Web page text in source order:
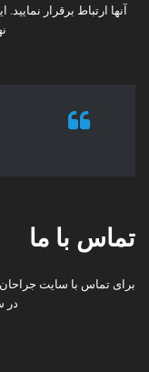
آنها ارتباط برقرار
تماس با ما
برای تماس با سایت
در